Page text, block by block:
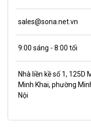
sales@sona.net.vn
9:00 sáng - 8:00 tối
Nhà liền kề số 1, 125D
Minh Khai, phường
Nội